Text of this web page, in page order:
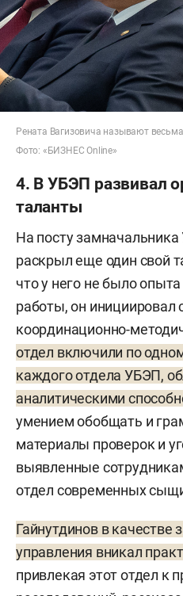
Рената Вагизовича называют
Фото: «БИЗНЕС Online»
4. В УБЭП развивал
таланты
На посту
раскрыл еще один свой
что у него не было
работы, он инициировал
координационно-
отдел включили по
каждого отдела УБЭП,
аналитическими
умением обобщать и
материалы проверок и
выявленные
отдел современных
Гайнутдинов в качестве
управления вникал
привлекая этот отдел к